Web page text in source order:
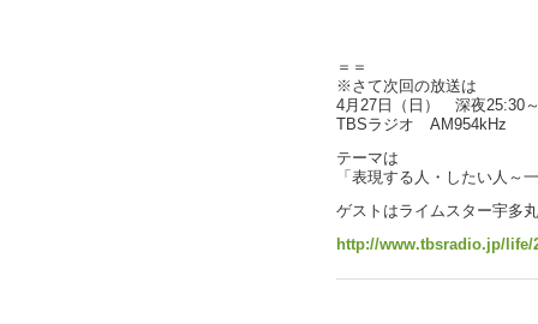
＝＝
※さて次回の放送は
4月27日（日） 深夜25:30
TBSラジオ AM954kHz
テーマは
「表現する人・したい人～
ゲストはライムスター宇多
http://www.tbsradio.jp/life/